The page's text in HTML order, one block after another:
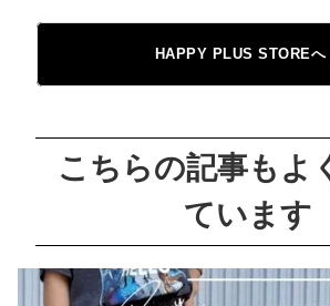
HAPPY PLUS STOREへ
こちらの記事もよ
ています